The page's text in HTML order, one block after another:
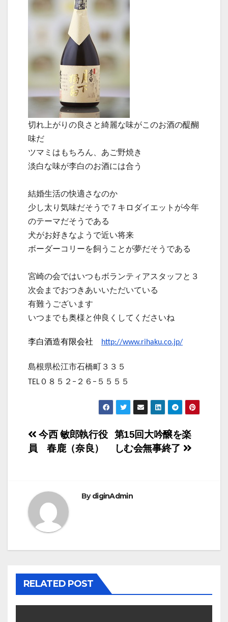
切れ上がりの良さと綺麗な味がこのお酒の醍醐
味だ
ツマミはもちろん、あご野焼き
淡白な味が李白のお酒には合う
結婚生活の快適さなのか
少し太り気味だそうで７キロダイエットが今年
のテーマだそうである
犬がお好きなようで近い将来
ボーダーコリーを飼うことが夢だそうである
宮崎の会ではいつもボランティアスタッフと３
次会までおつきあいいただいている
有難うございます
いつまでも奥様と仲良くしてくださいね
李白酒造有限会社 http://www.rihaku.co.jp/
島根県松江市石橋町３３５
TEL０８５２−２６−５５５５
投
稿
ビ
ゲ
ョ
ン
第15回大吟醸を楽
しむ会無事終了
今西 敏郎執行役
員 春鹿（奈良）
BydiginAdmin
RELATED POST